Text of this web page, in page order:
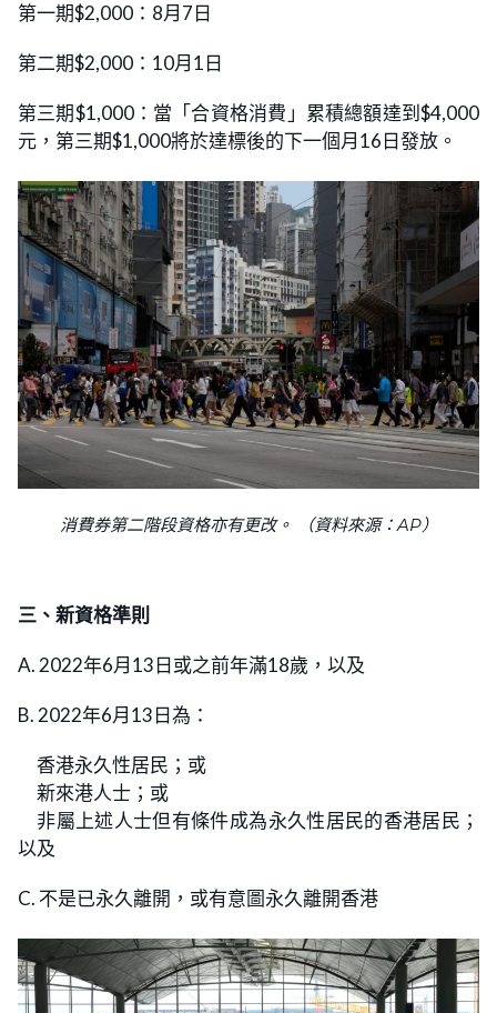
第一期$2,000：8月7日
第二期$2,000：10月1日
第三期$1,000：當「合資格消費」累積總額達到$4,000
元，第三期$1,000將於達標後的下一個月16日發放。
消費券第二階段資格亦有更改。 （資料來源：AP）
三、新資格準則
A. 2022年6月13日或之前年滿18歲，以及
B. 2022年6月13日為：
香港永久性居民；或
新來港人士；或
非屬上述人士但有條件成為永久性居民的香港居民；
以及
C. 不是已永久離開，或有意圖永久離開香港